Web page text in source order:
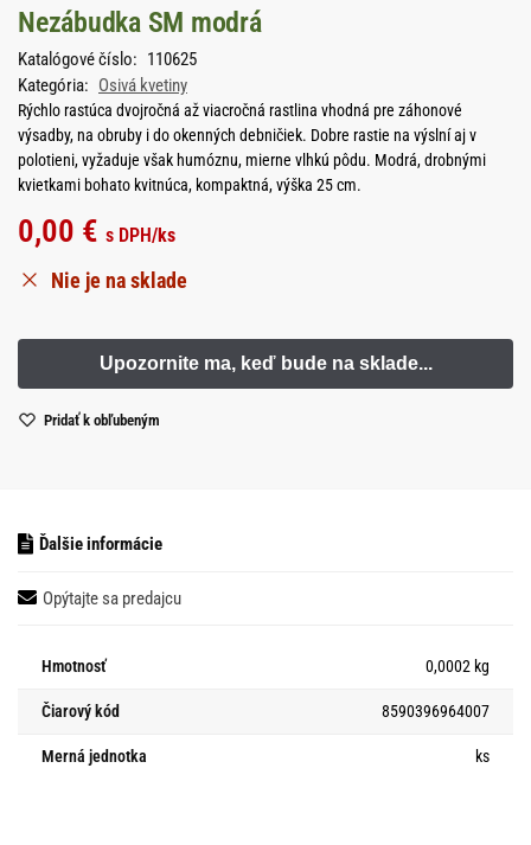
Nezábudka SM modrá
Katalógové číslo: 110625
Kategória: Osivá kvetiny
Rýchlo rastúca dvojročná až viacročná rastlina vhodná pre záhonové
výsadby, na obruby i do okenných debničiek. Dobre rastie na výslní aj v
polotieni, vyžaduje však humóznu, mierne vlhkú pôdu. Modrá, drobnými
kvietkami bohato kvitnúca, kompaktná, výška 25 cm.
0,00 € s DPH/ks
Nie je na sklade
Pridať k obľubeným
Ďalšie informácie
Opýtajte sa predajcu
Hmotnosť 0,0002 kg
Čiarový kód 8590396964007
Merná jednotka ks